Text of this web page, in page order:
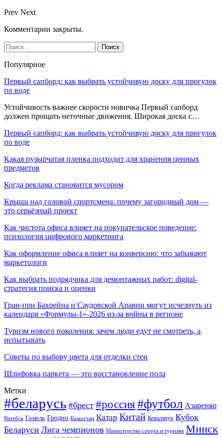
Prev Next
Комментарии закрыты.
Популярное
Первый сапборд: как выбрать устойчивую доску для прогулок
по воде
Устойчивость важнее скорости новичка Первый сапборд
должен прощать неточные движения. Широкая доска с…
Первый сапборд: как выбрать устойчивую доску для прогулок
по воде
Какая пузырчатая пленка подходит для хранения ценных
предметов
Когда реклама становится мусором
Крыша над головой спортсмена: почему загородный дом —
это серьёзный проект
Как чистота офиса влияет на покупательское поведение:
психология цифрового маркетинга
Как оформление офиса влияет на конверсию: что забывают
маркетологи
Как выбрать подрядчика для демонтажных работ: digital-
стратегия поиска и оценки
Гран-при Бахрейна и Саудовской Аравии могут исчезнуть из
календаря «Формулы-1»-2026 из-за войны в регионе
Туризм нового поколения: зачем люди едут не смотреть, а
испытывать
Советы по выбору цвета для отделки стен
Шлифовка паркета — это восстановление пола
Метки
#беларусь #брест #россия#футбол Азаренко
Витебск Гомель Гродно Казахстан Катар Китай Ковальчук Кубок
Беларуси Лига чемпионов Министерство спорта и туризма Минск